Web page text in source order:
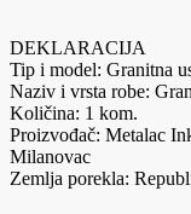
DEKLARACIJA
Tip i model: Granitna
Naziv i vrsta robe:
Količina: 1 kom.
Proizvođač: Metalac
Milanovac
Zemlja porekla: